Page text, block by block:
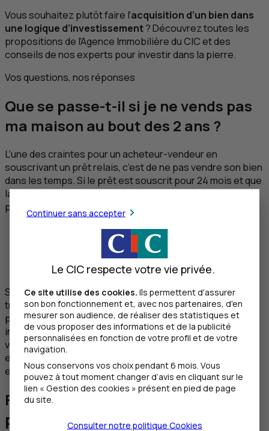
Vous souhaitez plutôt faire l’acquisition d’un bien dans
une logique d’investissement? Découvrez toutes les
propositions de l’Agence Immobilière duCICet des
conseils de nos experts pour investir dans la pierre.
Vos questions, nos réponses
Que se passe-t-il si je ne vends pas
ma maison au bout des 2 ans ?
L’une des craintes pour un acheteur-vendeur en
souscrivant un prêt relais, c’est de ne pas vendre son bien
dans les temps. Si le prêt est souscrit pour 24 mois et que
la vente n’a pas lieu avant le terme, il y a alors plusieurs
possibilités :
prolongation du prêt relais, pour une durée
supplémentaire de 6 à 12 mois, sous conditions ;
la transformation du prêt relais en
à long terme.
Si ces options ne sont pas envisageables, il faudra alors
trouver une autre solution, par exemple en baissant le
prix pour faciliter la vente, en faisant appel à des experts
immobiliers ou encore en décidant de louer plutôt que de
vendre. À partir d’un certain âge, on peut également
envisager la vente en viager, afin de pouvoir déménager
en percevant une rente.
Faut-il une assurance emprunteur
pour souscrire un prêt relais ?
Continuer sans accepter
Le CIC respecte votre vie privée.
Ce site utilise des cookies. Ils permettent d'assurer
son bon fonctionnement et, avec nos partenaires, d'en
mesurer son audience, de réaliser des statistiques et
de vous proposer des informations et de la publicité
personnalisées en fonction de votre profil et de votre
navigation.
Nous conservons vos choix pendant 6 mois. Vous
pouvez à tout moment changer d’avis en cliquant sur le
lien « Gestion des cookies » présent en pied de page
du site.
Consulter notre politique Cookies